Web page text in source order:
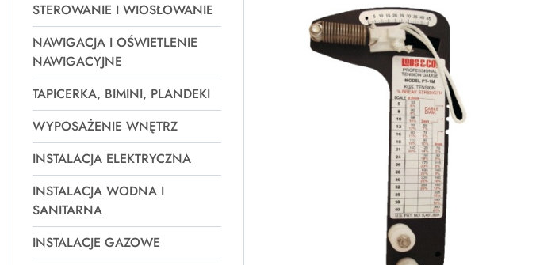
STEROWANIE I WIOSŁOWANIE
NAWIGACJA I OŚWIETLENIE
NAWIGACYJNE
TAPICERKA, BIMINI, PLANDEKI
WYPOSAŻENIE WNĘTRZ
INSTALACJA ELEKTRYCZNA
INSTALACJA WODNA I
SANITARNA
INSTALACJE GAZOWE